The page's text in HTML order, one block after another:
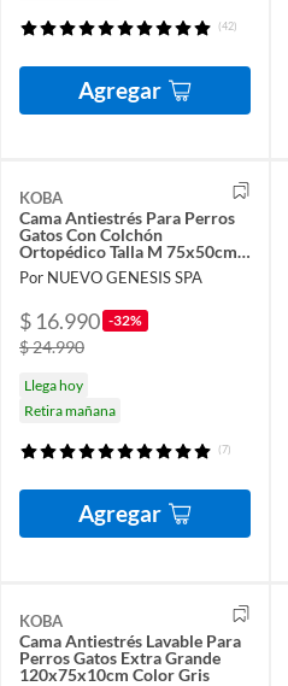
(42)
Agregar
KOBA
Cama Antiestrés Para Perros
Gatos Con Colchón
Ortopédico Talla M 75x50cm
Color Marengo Con Negro
Por NUEVO GENESIS SPA
$ 16.990 -32%
$ 24.990
Llega hoy
Retira mañana
(7)
Agregar
KOBA
Cama Antiestrés Lavable Para
Perros Gatos Extra Grande
120x75x10cm Color Gris